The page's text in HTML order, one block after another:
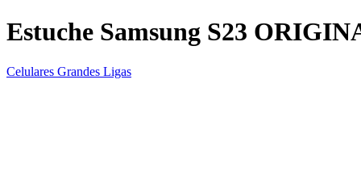
Estuche Samsung S23
Celulares Grandes Ligas